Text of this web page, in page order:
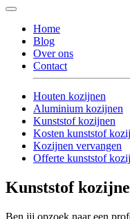
Home
Blog
Over ons
Contact
Houten kozijnen
Aluminium kozijnen
Kunststof kozijnen
Kosten kunststof
Kozijnen vervangen
Offerte kunststof
Kunststof
Ben jij opzoek naar een